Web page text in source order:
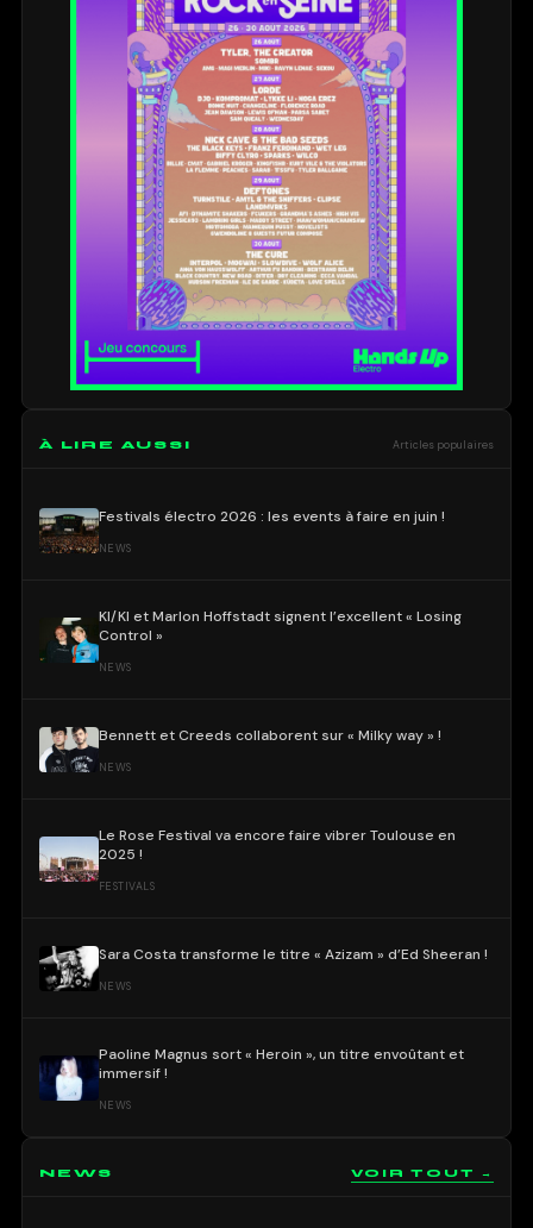
À LIRE AUSSI Articles populaires
Festivals électro 2026 : les events à faire en juin !
NEWS
KI/KI et Marlon Hoffstadt signent l’excellent « Losing
Control »
NEWS
Bennett et Creeds collaborent sur « Milky way » !
NEWS
Le Rose Festival va encore faire vibrer Toulouse en
2025 !
FESTIVALS
Sara Costa transforme le titre « Azizam » d’Ed Sheeran !
NEWS
Paoline Magnus sort « Heroin », un titre envoûtant et
immersif !
NEWS
NEWS VOIR TOUT →